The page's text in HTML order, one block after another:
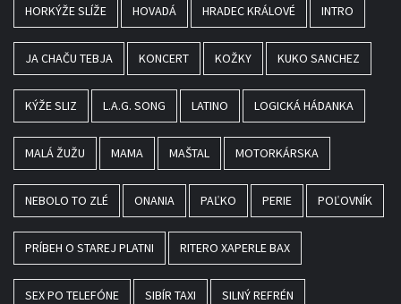
HORKÝŽE SLÍŽE HOVADÁ HRADEC KRÁLOVÉ INTRO
JA CHAČU TEBJA KONCERT KOŽKY KUKO SANCHEZ
KÝŽE SLIZ L.A.G. SONG LATINO LOGICKÁ HÁDANKA
MALÁ ŽUŽU MAMA MAŠTAL MOTORKÁRSKA
NEBOLO TO ZLÉ ONANIA PAĽKO PERIE POĽOVNÍK
PRÍBEH O STAREJ PLATNI RITERO XAPERLE BAX
SEX PO TELEFÓNE SIBÍR TAXI SILNÝ REFRÉN